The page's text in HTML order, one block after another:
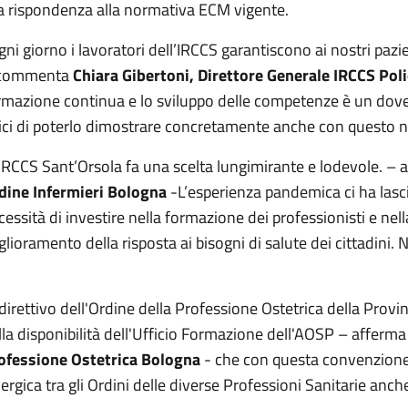
rispondenza alla normativa ECM vigente.
giorno i lavoratori dell’IRCCS garantiscono ai nostri
Chiara Gibertoni, Direttore Generale IRCCS
continua e lo sviluppo delle competenze è un
di poterlo dimostrare concretamente anche con questo
Sant’Orsola fa una scelta lungimirante e lodevole. –
Infermieri Bologna-L’esperienza pandemica ci ha
di investire nella formazione dei professionisti e
della risposta ai bisogni di salute dei cittadini.
dell'Ordine della Professione Ostetrica della
disponibilità dell'Ufficio Formazione dell'AOSP –
Ostetrica Bologna- che con questa
tra gli Ordini delle diverse Professioni Sanitarie